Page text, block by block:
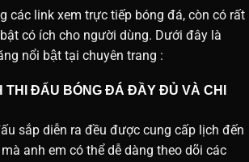
các link xem trực tiếp bóng đá, còn có rất
có ích cho người dùng. Dưới đây là
nổi bật tại chuyên trang :
THI ĐẤU BÓNG ĐÁ ĐẦY ĐỦ VÀ CHI
sắp diễn ra đều được cung cấp lịch đến
anh em có thể dễ dàng theo dõi các